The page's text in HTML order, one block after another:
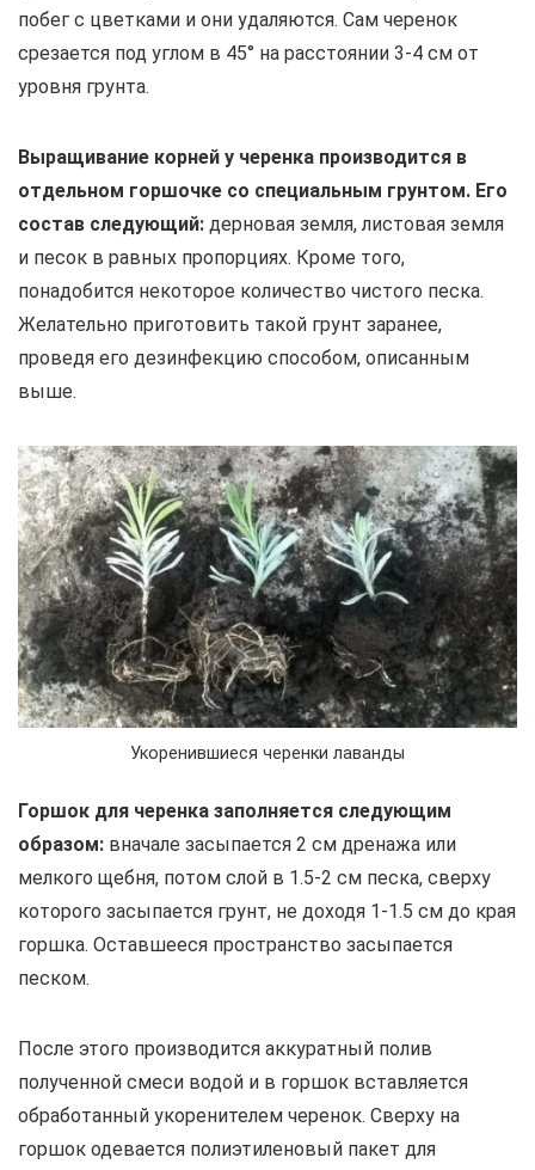
побег с цветками и они удаляются. Сам черенок
срезается под углом в 45° на расстоянии 3-4 см от
уровня грунта.
Выращивание корней у черенка производится в
отдельном горшочке со специальным грунтом. Его
состав следующий: дерновая земля, листовая земля
и песок в равных пропорциях. Кроме того,
понадобится некоторое количество чистого песка.
Желательно приготовить такой грунт заранее,
проведя его дезинфекцию способом, описанным
выше.
Укоренившиеся черенки лаванды
Горшок для черенка заполняется следующим
образом: вначале засыпается 2 см дренажа или
мелкого щебня, потом слой в 1.5-2 см песка, сверху
которого засыпается грунт, не доходя 1-1.5 см до края
горшка. Оставшееся пространство засыпается
песком.
После этого производится аккуратный полив
полученной смеси водой и в горшок вставляется
обработанный укоренителем черенок. Сверху на
горшок одевается полиэтиленовый пакет для